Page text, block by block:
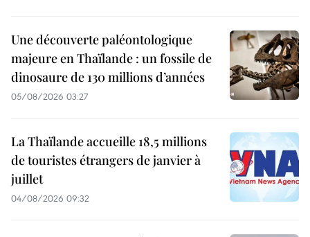
Une découverte paléontologique
majeure en Thaïlande : un fossile de
dinosaure de 130 millions d’années
05/08/2026 03:27
La Thaïlande accueille 18,5 millions
de touristes étrangers de janvier à
juillet
04/08/2026 09:32